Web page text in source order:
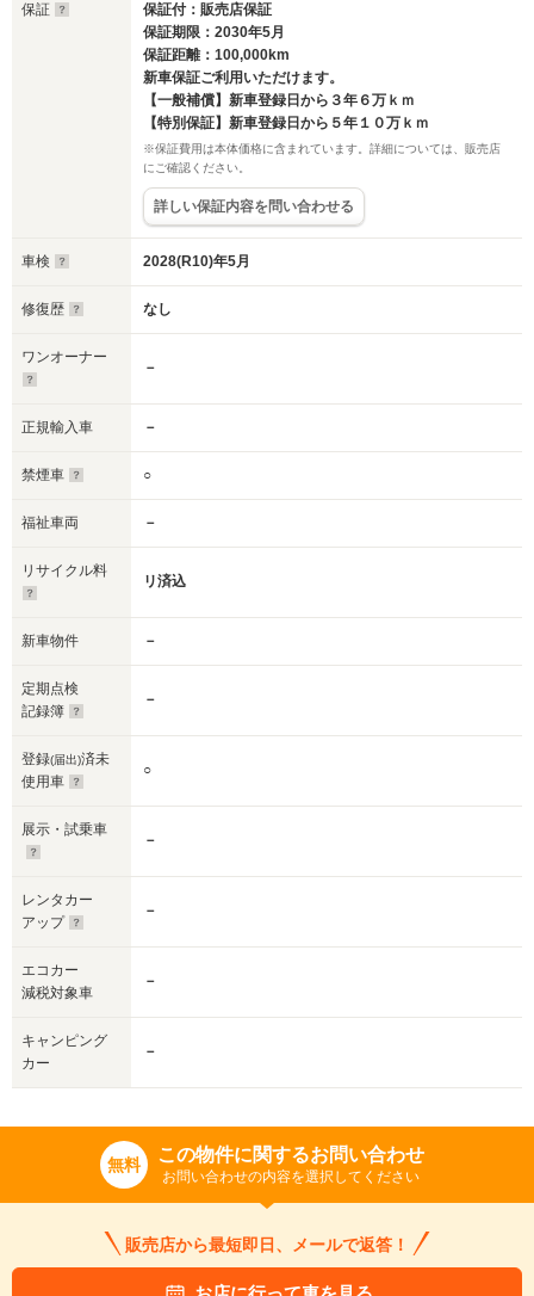
保証
保証付：販売店保証
保証期限：2030年5月
保証距離：100,000km
新車保証ご利用いただけます。
【一般補償】新車登録日から３年６万ｋｍ
【特別保証】新車登録日から５年１０万ｋｍ
※保証費用は本体価格に含まれています。詳細については、販売店
にご確認ください。
詳しい保証内容を問い合わせる
車検 2028(R10)年5月
修復歴 なし
ワンオーナー
－
正規輸入車 －
禁煙車 ○
福祉車両 －
リサイクル料
リ済込
新車物件 －
定期点検
記録簿
－
登録(届出)済未
使用車
○
展示・試乗車
－
レンタカー
アップ
－
エコカー
減税対象車
－
キャンピング
カー
－
無料 この物件に関するお問い合わせ
お問い合わせの内容を選択してください
販売店から最短即日、メールで返答！